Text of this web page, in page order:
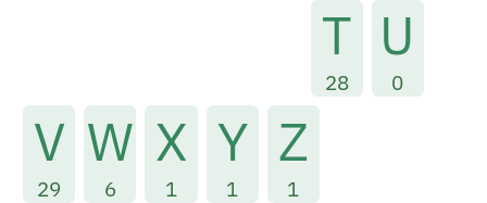
T
28
U
0
V
29
W
6
X
1
Y
1
Z
1